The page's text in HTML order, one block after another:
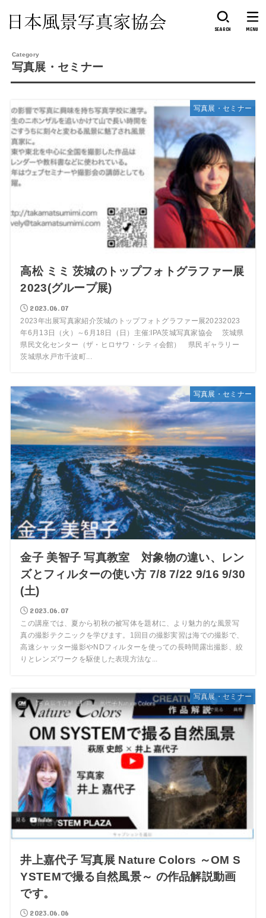
SEARCH MENU
写真展・セミナー
写真展・セミナー
高松 ミミ 茨城のトップフォトグラファー展
2023(グループ展)
2023.06.07
2023年出展写真家紹介茨城のトップフォトグラファー展20232023
年6月13日（火）～6月18日（日）主催:IPA茨城写真家協会 茨城県
県民文化センター（ザ・ヒロサワ・シティ会館） 県民ギャラリー
茨城県水戸市千波町...
写真展・セミナー
金子 美智子 写真教室 対象物の違い、レン
ズとフィルターの使い方 7/8 7/22 9/16 9/30
(土)
2023.06.07
この講座では、夏から初秋の被写体を題材に、より魅力的な風景写
真の撮影テクニックを学びます。1回目の撮影実習は海での撮影で、
高速シャッター撮影やNDフィルターを使っての長時間露出撮影、絞
りとレンズワークを駆使した表現方法な...
写真展・セミナー
井上嘉代子 写真展 Nature Colors ～OM S
YSTEMで撮る自然風景～ の作品解説動画
です。
2023.06.06